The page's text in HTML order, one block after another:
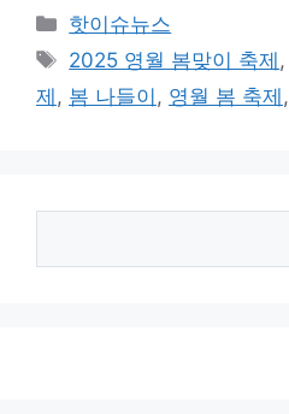
카
테
리
핫이슈뉴스
태
그
2025 영월 봄맞이 축제 ,
제 , 봄 나들이 , 영월 봄 축제 ,